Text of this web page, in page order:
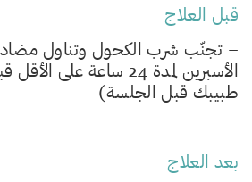
قبل العلاج
– تجنّب شرب الكحول وتناول
الأسبرين لمدة 24 ساعة
طبيبك قبل الجلسة)
بعد العلاج